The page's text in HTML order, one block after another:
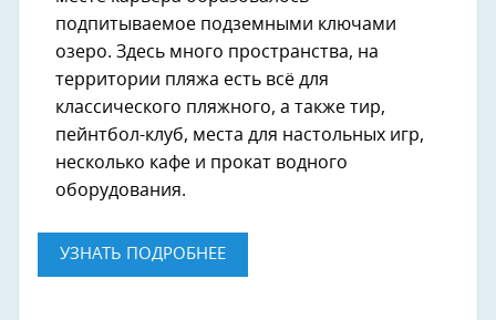
подпитываемое подземными ключами
озеро. Здесь много пространства, на
территории пляжа есть всё для
классического пляжного, а также тир,
пейнтбол-клуб, места для настольных игр,
несколько кафе и прокат водного
оборудования.
УЗНАТЬ ПОДРОБНЕЕ